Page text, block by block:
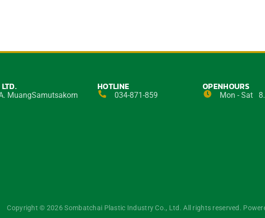
MuangSamutsakorn
HOTLINE
034-871-859
OPENHOURS
Mon - Sat
Copyright © 2026 Sombatchai Plastic Industry Co., Ltd. All rights reserved.